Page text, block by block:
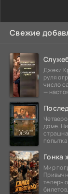
Свежие
Джеки
руля
число
—
доме.
Гонка
Мир
теперь